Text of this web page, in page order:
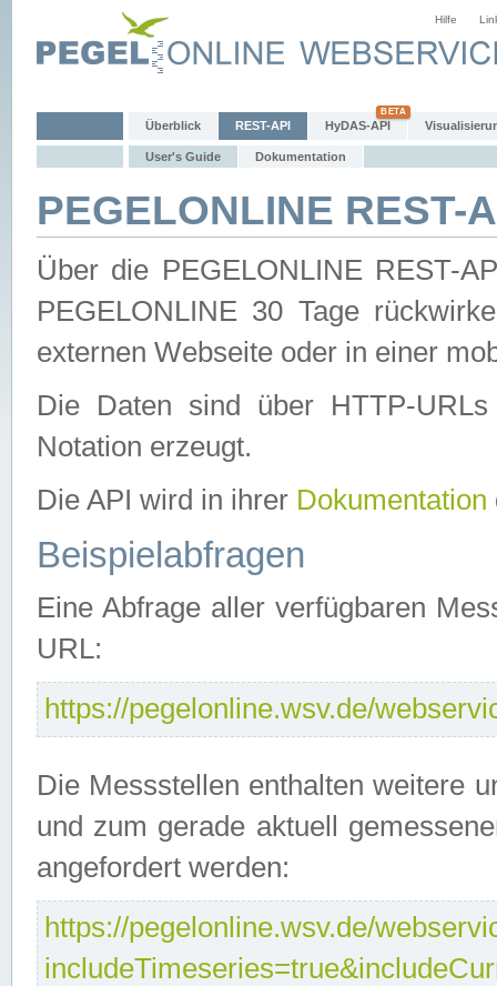
Hilfe
Überblick REST-API HyDAS-API
User's Guide Dokumentation
PEGELONLINE REST-
Über die PEGELONLINE REST-
PEGELONLINE 30 Tage
externen Webseite oder in einer
Die Daten sind über HTTP-
Notation erzeugt.
Die API wird in ihrer Dokumentation
Beispielabfragen
Eine Abfrage aller verfügbaren
URL:
https://pegelonline.wsv.de/
Die Messstellen enthalten weitere
und zum gerade aktuell
angefordert werden:
https://pegelonline.wsv.de/